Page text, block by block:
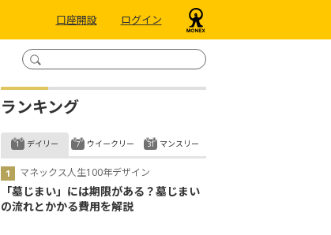
口座開設 ログイン
ランキング
デイリー
マネックス人生100年デザイン
「墓じまい」には期限がある？墓じまい
の流れとかかる費用を解説
ウイークリー マンスリー